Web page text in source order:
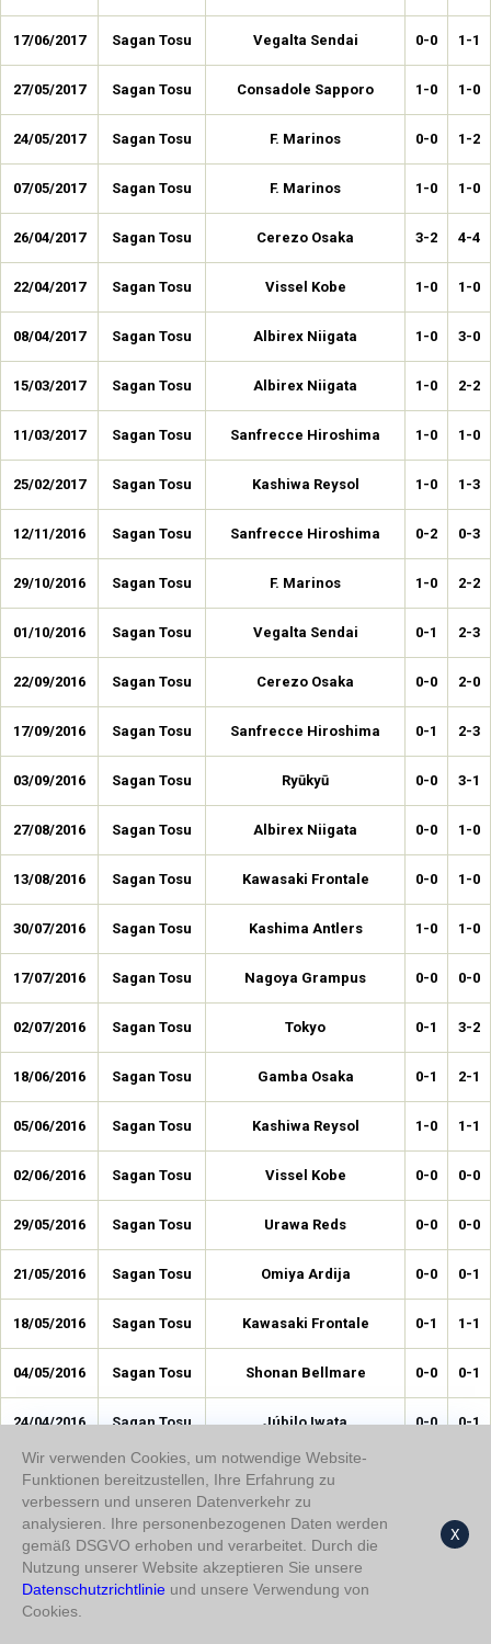
17/06/2017 Sagan Tosu Vegalta Sendai 0-0 1-1
27/05/2017 Sagan Tosu Consadole Sapporo 1-0 1-0
24/05/2017 Sagan Tosu F. Marinos 0-0 1-2
07/05/2017 Sagan Tosu F. Marinos 1-0 1-0
26/04/2017 Sagan Tosu Cerezo Osaka 3-2 4-4
22/04/2017 Sagan Tosu Vissel Kobe 1-0 1-0
08/04/2017 Sagan Tosu Albirex Niigata 1-0 3-0
15/03/2017 Sagan Tosu Albirex Niigata 1-0 2-2
11/03/2017 Sagan Tosu Sanfrecce Hiroshima 1-0 1-0
25/02/2017 Sagan Tosu Kashiwa Reysol 1-0 1-3
12/11/2016 Sagan Tosu Sanfrecce Hiroshima 0-2 0-3
29/10/2016 Sagan Tosu F. Marinos 1-0 2-2
01/10/2016 Sagan Tosu Vegalta Sendai 0-1 2-3
22/09/2016 Sagan Tosu Cerezo Osaka 0-0 2-0
17/09/2016 Sagan Tosu Sanfrecce Hiroshima 0-1 2-3
03/09/2016 Sagan Tosu Ryūkyū 0-0 3-1
27/08/2016 Sagan Tosu Albirex Niigata 0-0 1-0
13/08/2016 Sagan Tosu Kawasaki Frontale 0-0 1-0
30/07/2016 Sagan Tosu Kashima Antlers 1-0 1-0
17/07/2016 Sagan Tosu Nagoya Grampus 0-0 0-0
02/07/2016 Sagan Tosu Tokyo 0-1 3-2
18/06/2016 Sagan Tosu Gamba Osaka 0-1 2-1
05/06/2016 Sagan Tosu Kashiwa Reysol 1-0 1-1
02/06/2016 Sagan Tosu Vissel Kobe 0-0 0-0
29/05/2016 Sagan Tosu Urawa Reds 0-0 0-0
21/05/2016 Sagan Tosu Omiya Ardija 0-0 0-1
18/05/2016 Sagan Tosu Kawasaki Frontale 0-1 1-1
04/05/2016 Sagan Tosu Shonan Bellmare 0-0 0-1
24/04/2016 Sagan Tosu Júbilo Iwata 0-0 0-1
06/04/2016 Sagan Tosu Vegalta Sendai
02/04/2016 Sagan Tosu Kashiwa Reysol 1-1
12/03/2016 Sagan Tosu Ventforet Kofu
27/02/2016
Wir verwenden Cookies, um notwendige Website-
Funktionen bereitzustellen, Ihre Erfahrung zu
verbessern und unseren Datenverkehr zu
analysieren. Ihre personenbezogenen Daten werden
gemäß DSGVO erhoben und verarbeitet. Durch die
Nutzung unserer Website akzeptieren Sie unsere
Datenschutzrichtlinie und unsere Verwendung von
Cookies.
X